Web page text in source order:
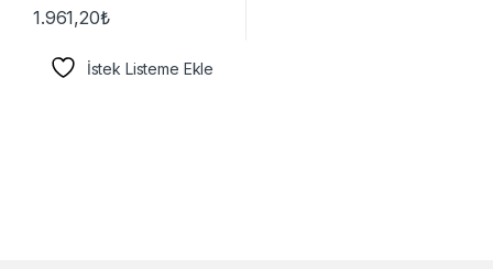
1.961,20₺
İstek Listeme Ekle